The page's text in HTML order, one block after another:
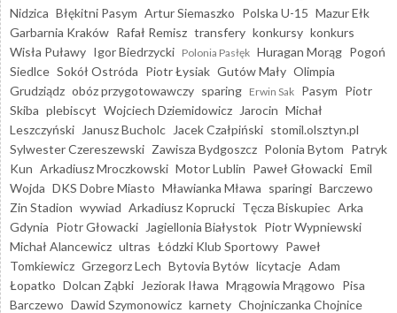
Nidzica Błękitni Pasym Artur Siemaszko Polska U-15 Mazur Ełk
Garbarnia Kraków Rafał Remisz transfery konkursy konkurs
Wisła Puławy Igor Biedrzycki Polonia Pasłęk Huragan Morąg Pogoń
Siedlce Sokół Ostróda Piotr Łysiak Gutów Mały Olimpia
Grudziądz obóz przygotowawczy sparing Erwin Sak Pasym Piotr
Skiba plebiscyt Wojciech Dziemidowicz Jarocin Michał
Leszczyński
Janusz Bucholc Jacek Czałpiński stomil.olsztyn.pl
Sylwester Czereszewski Zawisza Bydgoszcz Polonia Bytom Patryk
Kun Arkadiusz Mroczkowski Motor Lublin Paweł Głowacki Emil
Wojda DKS Dobre Miasto Mławianka Mława sparingi Barczewo
Zin Stadion wywiad Arkadiusz Koprucki Tęcza Biskupiec Arka
Gdynia Piotr Głowacki Jagiellonia Białystok Piotr Wypniewski
Michał Alancewicz ultras Łódzki Klub Sportowy Paweł
Tomkiewicz Grzegorz Lech Bytovia Bytów licytacje Adam
Łopatko Dolcan Ząbki Jeziorak Iława Mrągowia Mrągowo Pisa
Barczewo Dawid Szymonowicz karnety Chojniczanka Chojnice